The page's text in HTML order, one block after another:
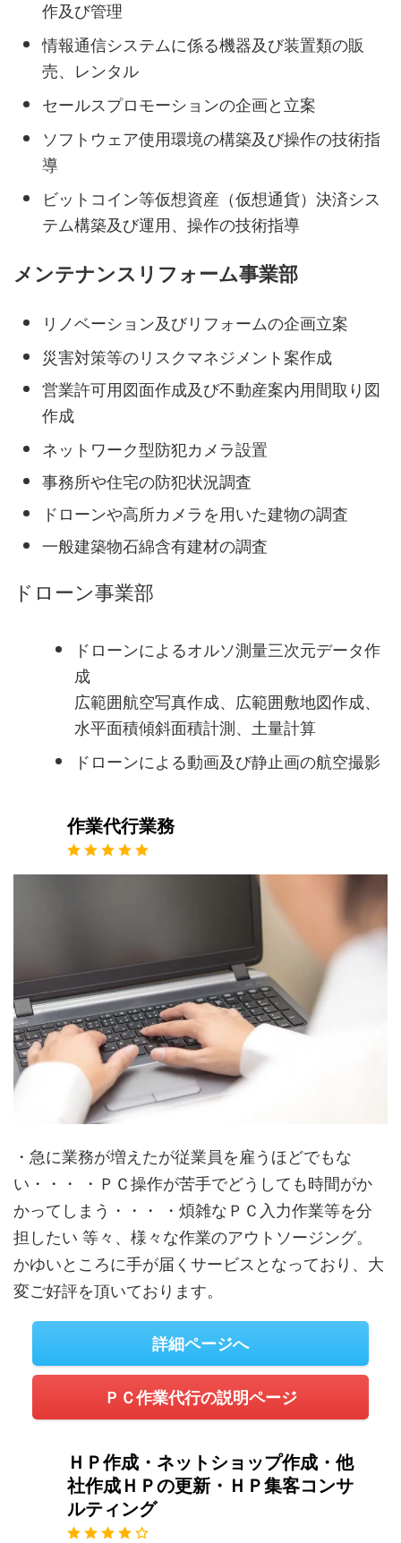
作及び管理
情報通信システムに係る機器及び装置類の販
売、レンタル
セールスプロモーションの企画と立案
ソフトウェア使用環境の構築及び操作の技術指
導
ビットコイン等仮想資産（仮想通貨）決済シス
テム構築及び運用、操作の技術指導
メンテナンスリフォーム事業部
リノベーション及びリフォームの企画立案
災害対策等のリスクマネジメント案作成
営業許可用図面作成及び不動産案内用間取り図
作成
ネットワーク型防犯カメラ設置
事務所や住宅の防犯状況調査
ドローンや高所カメラを用いた建物の調査
一般建築物石綿含有建材の調査
ドローン事業部
ドローンによるオルソ測量三次元データ作
成
広範囲航空写真作成、広範囲敷地図作成、
水平面積傾斜面積計測、土量計算
ドローンによる動画及び静止画の航空撮影
作業代行業務
・急に業務が増えたが従業員を雇うほどでもな
い・・・ ・ＰＣ操作が苦手でどうしても時間がか
かってしまう・・・ ・煩雑なＰＣ入力作業等を分
担したい 等々、様々な作業のアウトソージング。
かゆいところに手が届くサービスとなっており、大
変ご好評を頂いております。
詳細ページへ
ＰＣ作業代行の説明ページ
ＨＰ作成・ネットショップ作成・他
社作成ＨＰの更新・ＨＰ集客コンサ
ルティング